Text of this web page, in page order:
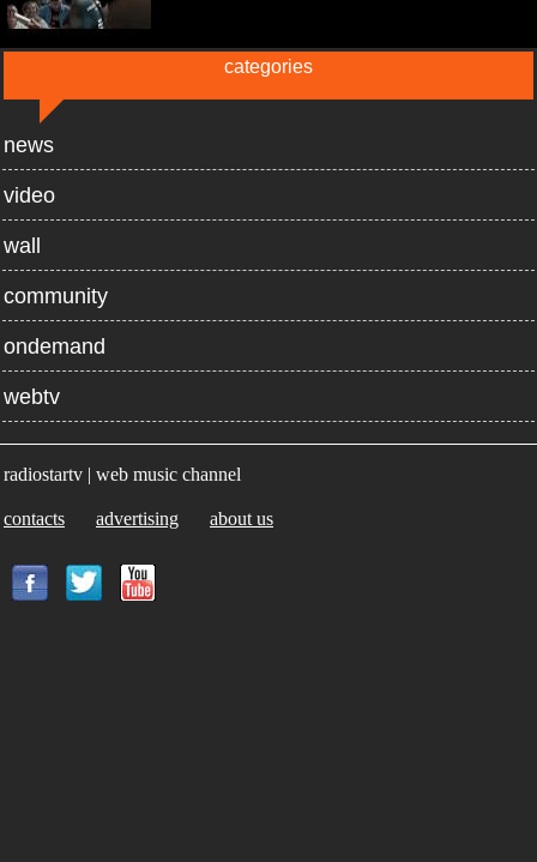
categories
news
video
wall
community
ondemand
webtv
radiostartv | web music channel
contacts advertising about us